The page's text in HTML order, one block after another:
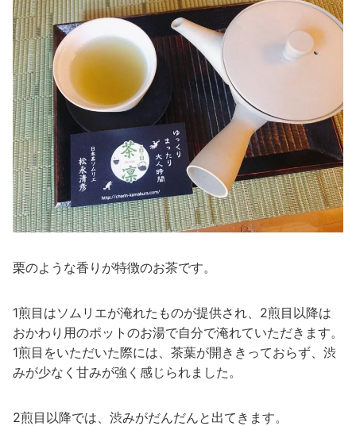
栗のような香りが特徴のお茶です。
1煎目はソムリエが淹れたものが提供され、2煎目以降は
おかわり用のポットのお湯で自分で淹れていただきます。
1煎目をいただいた際には、茶葉が開ききっておらず、渋
みが少なく甘みが強く感じられました。
2煎目以降では、渋みがだんだんと出てきます。